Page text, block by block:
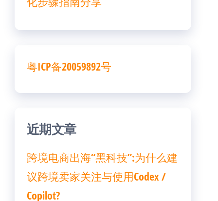
粤ICP备20059892号
近期文章
跨境电商出海“黑科技”:为什么建
议跨境卖家关注与使用Codex /
Copilot?